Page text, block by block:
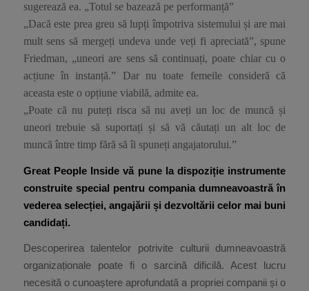
sugerează ea. „Totul se bazează pe performanță”
„Dacă este prea greu să lupți împotriva sistemului și are mai
mult sens să mergeți undeva unde veți fi apreciată”, spune
Friedman, „uneori are sens să continuați, poate chiar cu o
acțiune în instanță.” Dar nu toate femeile consideră că
aceasta este o opțiune viabilă, admite ea.
„Poate că nu puteți risca să nu aveți un loc de muncă și
uneori trebuie să suportați și să vă căutați un alt loc de
muncă între timp fără să îi spuneți angajatorului.”
Great People Inside vă pune la dispoziție instrumente
construite special pentru compania dumneavoastră în
vederea selecției, angajării și dezvoltării celor mai buni
candidați.
Descoperirea talentelor potrivite culturii dumneavoastră
organizaționale poate fi o sarcină dificilă. Acest lucru
necesită o cunoaștere aprofundată a propriei companii și o